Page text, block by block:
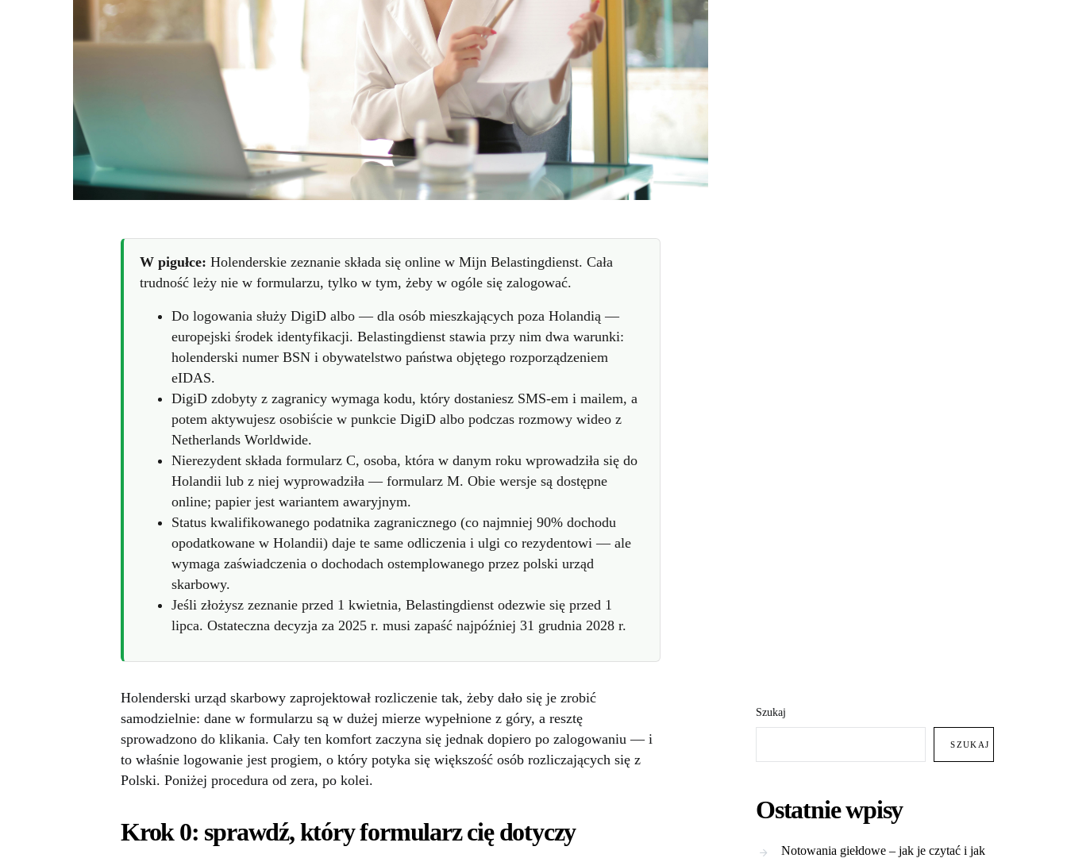
W pigułce: Holenderskie zeznanie składa się online w Mijn Belastingdienst. Cała
trudność leży nie w formularzu, tylko w tym, żeby w ogóle się zalogować.
Do logowania służy DigiD albo — dla osób mieszkających poza Holandią —
europejski środek identyfikacji. Belastingdienst stawia przy nim dwa warunki:
holenderski numer BSN i obywatelstwo państwa objętego rozporządzeniem
eIDAS.
DigiD zdobyty z zagranicy wymaga kodu, który dostaniesz SMS-em i mailem, a
potem aktywujesz osobiście w punkcie DigiD albo podczas rozmowy wideo z
Netherlands Worldwide.
Nierezydent składa formularz C, osoba, która w danym roku wprowadziła się do
Holandii lub z niej wyprowadziła — formularz M. Obie wersje są dostępne
online; papier jest wariantem awaryjnym.
Status kwalifikowanego podatnika zagranicznego (co najmniej 90% dochodu
opodatkowane w Holandii) daje te same odliczenia i ulgi co rezydentowi — ale
wymaga zaświadczenia o dochodach ostemplowanego przez polski urząd
skarbowy.
Jeśli złożysz zeznanie przed 1 kwietnia, Belastingdienst odezwie się przed 1
lipca. Ostateczna decyzja za 2025 r. musi zapaść najpóźniej 31 grudnia 2028 r.
Holenderski urząd skarbowy zaprojektował rozliczenie tak, żeby dało się je zrobić
samodzielnie: dane w formularzu są w dużej mierze wypełnione z góry, a resztę
sprowadzono do klikania. Cały ten komfort zaczyna się jednak dopiero po zalogowaniu — i
to właśnie logowanie jest progiem, o który potyka się większość osób rozliczających się z
Polski. Poniżej procedura od zera, po kolei.
Krok 0: sprawdź, który formularz cię dotyczy
Szukaj
SZUKAJ
Ostatnie wpisy
Notowania giełdowe – jak je czytać i jak